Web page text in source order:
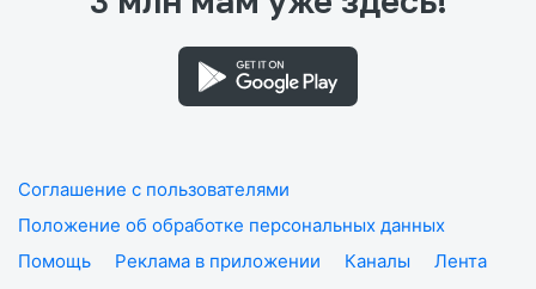
Соглашение с пользователями
Положение об обработке персональных данных
Помощь
Реклама в приложении Каналы
Лента